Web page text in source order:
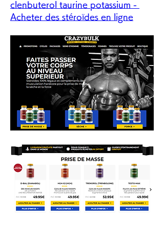
clenbuterol taurine potassium -
Acheter des stéroïdes en ligne